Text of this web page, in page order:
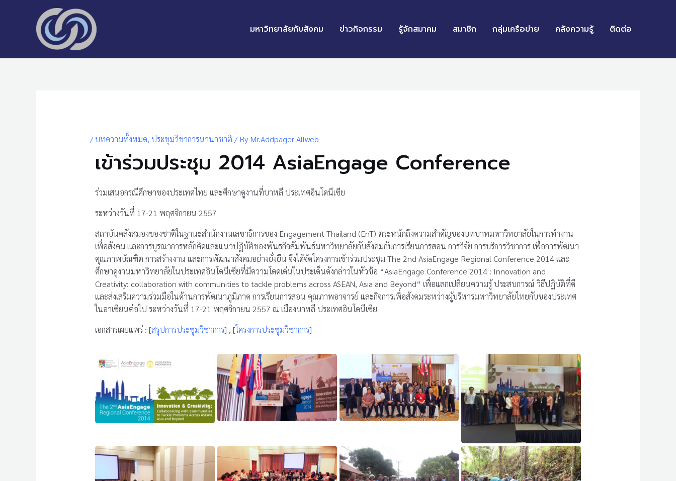
มหาวิทยาลัยกับสังคม ข่าวกิจกรรม รู้จักสมาคม สมาชิก กลุ่มเครือข่าย คลังความรู้ ติดต่อ
/บทความทั้งหมด, ประชุมวิชาการนานาชาติ / By Mr.Addpager Allweb
เข้าร่วมประชุม 2014 AsiaEngage Conference
ร่วมเสนอกรณีศึกษาของประเทศไทย และศึกษาดูงานที่บาหลี ประเทศอินโดนีเซีย
ระหว่างวันที่ 17-21 พฤศจิกายน 2557
สถาบันคลังสมองของชาติในฐานะสำนักงานเลขาธิการของ Engagement Thailand (EnT) ตระหนักถึงความสำคัญของบทบาทมหาวิทยาลัยในการทำงาน
เพื่อสังคม และการบูรณาการหลักคิดและแนวปฏิบัติของพันธกิจสัมพันธ์มหาวิทยาลัยกับสังคมกับการเรียนการสอน การวิจัย การบริการวิชาการ เพื่อการพัฒนา
คุณภาพบัณฑิต การสร้างงาน และการพัฒนาสังคมอย่างยั่งยืน จึงได้จัดโครงการเข้าร่วมประชุม The 2nd AsiaEngage Regional Conference 2014 และ
ศึกษาดูงานมหาวิทยาลัยในประเทศอินโดนีเซียที่มีความโดดเด่นในประเด็นดังกล่าวในหัวข้อ “AsiaEngage Conference 2014 : Innovation and
Creativity: collaboration with communities to tackle problems across ASEAN, Asia and Beyond“ เพื่อแลกเปลี่ยนความรู้ ประสบการณ์ วิธีปฎิบัติที่ดี
และส่งเสริมความร่วมมือในด้านการพัฒนาภูมิภาค การเรียนการสอน คุณภาพอาจารย์ และกิจการเพื่อสังคมระหว่างผู้บริหารมหาวิทยาลัยไทยกับของประเทศ
ในอาเซียนต่อไป ระหว่างวันที่ 17-21 พฤศจิกายน 2557 ณ เมืองบาหลี ประเทศอินโดนีเซีย
เอกสารเผยแพร่ : [สรุปการประชุมวิชาการ] , [โครงการประชุมวิชาการ]